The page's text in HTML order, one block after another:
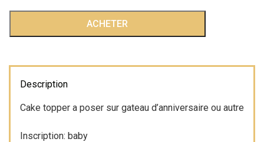
Déguisements
de
Baby
bleu
ACHETER
Description
Cake topper a poser sur gateau d’anniversaire ou autre
Inscription: baby